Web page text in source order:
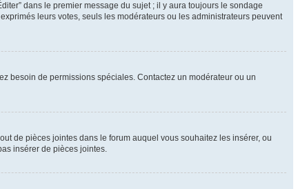
dans le premier message du sujet ; il y aura toujours le sondage
leurs votes, seuls les modérateurs ou les administrateurs peuvent
besoin de permissions spéciales. Contactez un modérateur ou un
de pièces jointes dans le forum auquel vous souhaitez les insérer, ou
insérer de pièces jointes.